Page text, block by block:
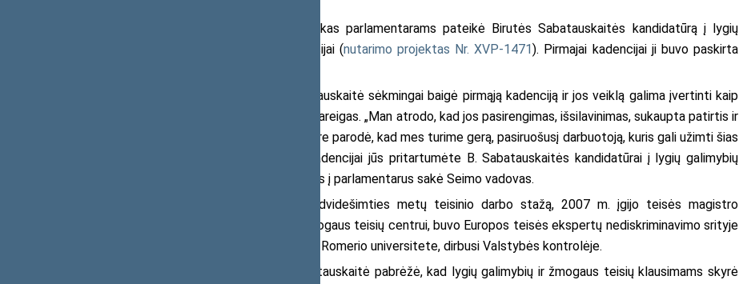
Seimo Pirmininkas Juozas Olekas parlamentarams pateikė Birutės Sabatauskaitės kandidatūrą į lygių
galimybių kontrolieres antrajai kadencijai (nutarimo projektas Nr. XVP-1471). Pirmajai kadencijai ji buvo paskirta
Pasak Seimo vadovo, B. Sabatauskaitė sėkmingai baigė pirmąją kadenciją ir jos veiklą galima įvertinti kaip
gerą darbą, kurį atliko užimdama šias pareigas. „Man atrodo, kad jos pasirengimas, išsilavinimas, sukaupta patirtis ir
darbas bei veikla Žmogaus teisių centre parodė, kad mes turime gerą, pasiruošusį darbuotoją, kuris gali užimti šias
pareigas. Todėl siūlau, kad antrajai kadencijai jūs pritartumėte B. Sabatauskaitės kandidatūrai į lygių galimybių
kontrolieriaus pareigas“, – kreipdamasis į parlamentarus sakė Seimo vadovas.
B. Sabatauskaitė turi beveik dvidešimties metų teisinio darbo stažą, 2007 m. įgijo teisės magistro
kvalifikacinį laipsnį, yra vadovavusi Žmogaus teisių centrui, buvo Europos teisės ekspertų nediskriminavimo srityje
tinklo eksperte, dėstytojavusi Mykolo Romerio universitete, dirbusi Valstybės kontrolėje.
Prisistatydama Seimui B. Sabatauskaitė pabrėžė, kad lygių galimybių ir žmogaus teisių klausimams skyrė